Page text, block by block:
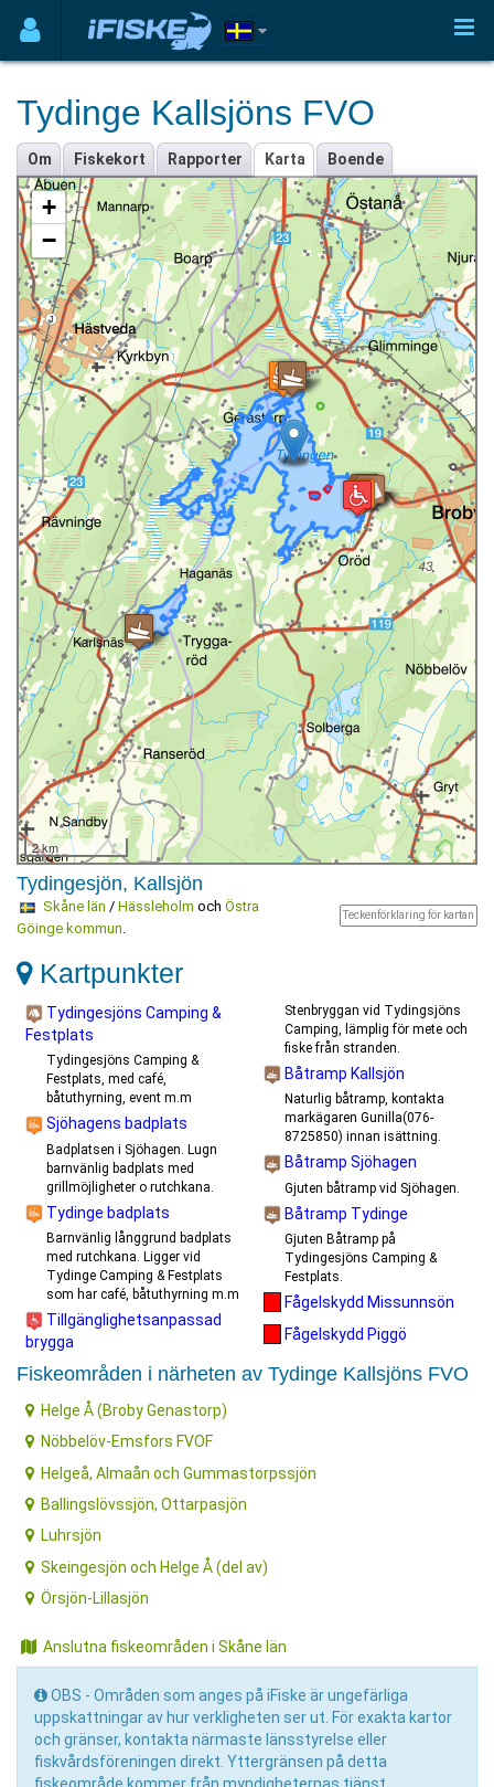
Tydinge Kallsjöns FVO
Om Fiskekort Rapporter Karta Boende
+
−
2 km
Tydingesjön, Kallsjön
Teckenförklaring för kartan
Skåne län / Hässleholm och Östra
Göinge kommun.
Kartpunkter
Tydingesjöns Camping &
Festplats
Tydingesjöns Camping &
Festplats, med café,
båtuthyrning, event m.m
Sjöhagens badplats
Badplatsen i Sjöhagen. Lugn
barnvänlig badplats med
grillmöjligheter o rutchkana.
Tydinge badplats
Barnvänlig långgrund badplats
med rutchkana. Ligger vid
Tydinge Camping & Festplats
som har café, båtuthyrning m.m
Tillgänglighetsanpassad
brygga
Stenbryggan vid Tydingsjöns
Camping, lämplig för mete och
fiske från stranden.
Båtramp Kallsjön
Naturlig båtramp, kontakta
markägaren Gunilla(076-
8725850) innan isättning.
Båtramp Sjöhagen
Gjuten båtramp vid Sjöhagen.
Båtramp Tydinge
Gjuten Båtramp på
Tydingesjöns Camping &
Festplats.
Fågelskydd Missunnsön
Fågelskydd Piggö
Fiskeområden i närheten av Tydinge Kallsjöns FVO
Helge Å (Broby Genastorp)
Nöbbelöv-Emsfors FVOF
Helgeå, Almaån och Gummastorpssjön
Ballingslövssjön, Ottarpasjön
Luhrsjön
Skeingesjön och Helge Å (del av)
Örsjön-Lillasjön
Anslutna fiskeområden i Skåne län
OBS - Områden som anges på iFiske är ungefärliga
uppskattningar av hur verkligheten ser ut. För exakta kartor
och gränser, kontakta närmaste länsstyrelse eller
fiskvårdsföreningen direkt. Yttergränsen på detta